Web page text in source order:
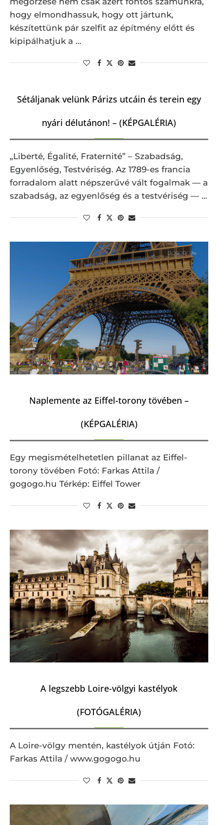
hogy elmondhassuk, hogy ott jártunk,
készítettünk pár szelfit az építmény előtt és
kipipálhatjuk a …
Sétáljanak velünk Párizs utcáin és terein egy
nyári délutánon! – (KÉPGALÉRIA)
„Liberté, Égalité, Fraternité” – Szabadság,
Egyenlőség, Testvériség. Az 1789-es francia
forradalom alatt népszerűvé vált fogalmak — a
szabadság, az egyenlőség és a testvériség — …
Naplemente az Eiffel-torony tövében –
(KÉPGALÉRIA)
Egy megismételhetetlen pillanat az Eiffel-
torony tövében Fotó: Farkas Attila /
gogogo.hu Térkép: Eiffel Tower
A legszebb Loire-völgyi kastélyok
(FOTÓGALÉRIA)
A Loire-völgy mentén, kastélyok útján Fotó:
Farkas Attila / www.gogogo.hu